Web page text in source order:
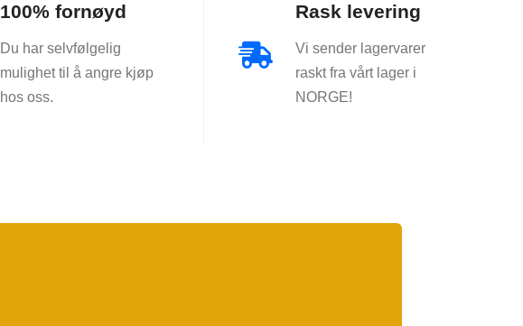
100% fornøyd
Du har selvfølgelig
mulighet til å angre kjøp
hos oss.

Rask levering
Vi sender lagervarer
raskt fra vårt lager i
NORGE!